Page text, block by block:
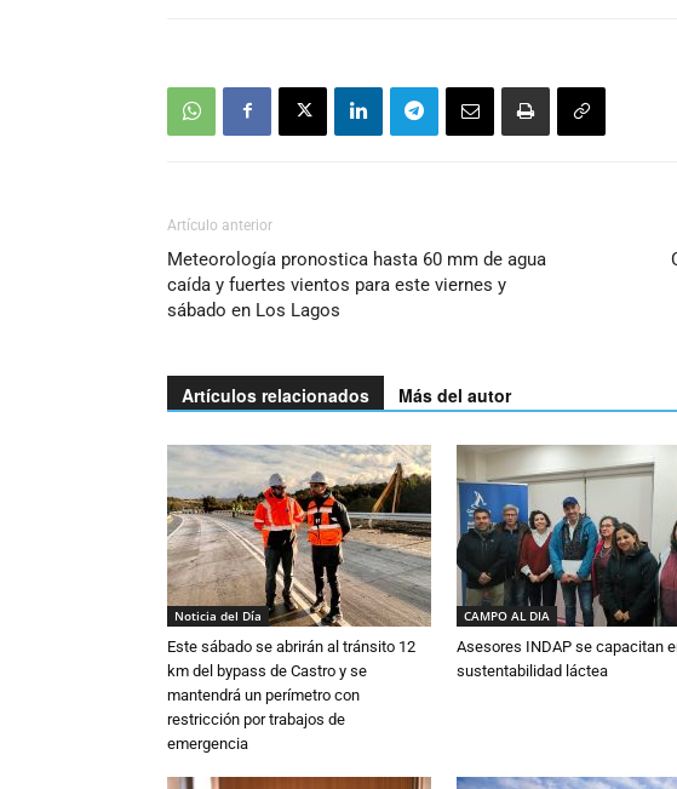
Artículo anterior
Meteorología pronostica hasta 60 mm de agua
caída y fuertes vientos para este viernes y
sábado en Los Lagos
Artículos relacionados Más del autor
Noticia del Día
Este sábado se abrirán al tránsito 12
km del bypass de Castro y se
mantendrá un perímetro con
restricción por trabajos de
emergencia
CAMPO AL DIA
Asesores INDAP se capacitan
sustentabilidad láctea